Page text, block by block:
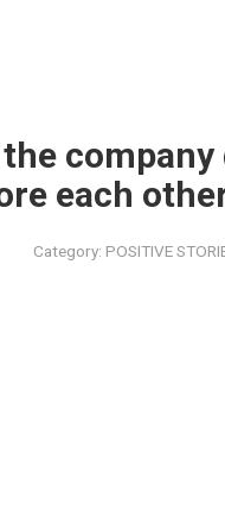
each
Category: POSITIVE